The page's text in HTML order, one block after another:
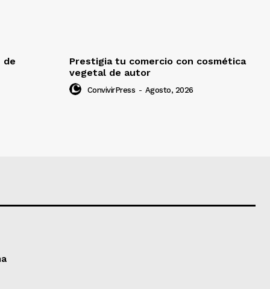
de
Prestigia tu comercio con cosmética
vegetal de autor
ConvivirPress - Agosto, 2026